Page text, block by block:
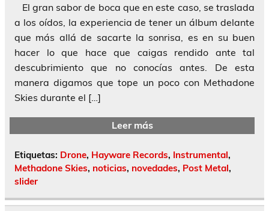
El gran sabor de boca que en este caso, se traslada
a los oídos, la experiencia de tener un álbum delante
que más allá de sacarte la sonrisa, es en su buen
hacer lo que hace que caigas rendido ante tal
descubrimiento que no conocías antes. De esta
manera digamos que tope un poco con Methadone
Skies durante el […]
Leer más
Etiquetas: Drone, Hayware Records, Instrumental,
Methadone Skies, noticias, novedades, Post Metal,
slider